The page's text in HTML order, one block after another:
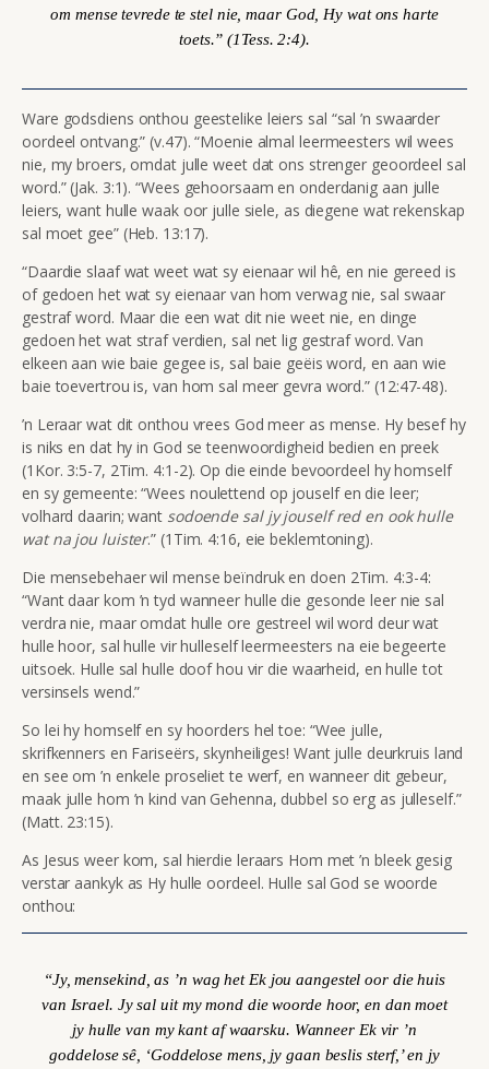
om mense tevrede te stel nie, maar God, Hy wat ons harte
toets.” (1Tess. 2:4).
Ware godsdiens onthou geestelike leiers sal “sal ’n swaarder
oordeel ontvang.” (v.47). “Moenie almal leermeesters wil wees
nie, my broers, omdat julle weet dat ons strenger geoordeel sal
word.” (Jak. 3:1). “Wees gehoorsaam en onderdanig aan julle
leiers, want hulle waak oor julle siele, as diegene wat rekenskap
sal moet gee” (Heb. 13:17).
“Daardie slaaf wat weet wat sy eienaar wil hê, en nie gereed is
of gedoen het wat sy eienaar van hom verwag nie, sal swaar
gestraf word. Maar die een wat dit nie weet nie, en dinge
gedoen het wat straf verdien, sal net lig gestraf word. Van
elkeen aan wie baie gegee is, sal baie geëis word, en aan wie
baie toevertrou is, van hom sal meer gevra word.” (12:47-48).
’n Leraar wat dit onthou vrees God meer as mense. Hy besef hy
is niks en dat hy in God se teenwoordigheid bedien en preek
(1Kor. 3:5-7, 2Tim. 4:1-2). Op die einde bevoordeel hy homself
en sy gemeente:“Wees noulettend op jouself en die leer;
volhard daarin; want sodoende sal jy jouself red en ook hulle
wat na jou luister.” (1Tim. 4:16, eie beklemtoning).
Die mensebehaer wil mense beïndruk en doen 2Tim. 4:3-4:
“Want daar kom ’n tyd wanneer hulle die gesonde leer nie sal
verdra nie, maar omdat hulle ore gestreel wil word deur wat
hulle hoor, sal hulle vir hulleself leermeesters na eie begeerte
uitsoek. Hulle sal hulle doof hou vir die waarheid, en hulle tot
versinsels wend.”
So lei hy homself en sy hoorders hel toe: “Wee julle,
skrifkenners en Fariseërs, skynheiliges! Want julle deurkruis land
en see om ’n enkele proseliet te werf, en wanneer dit gebeur,
maak julle hom ’n kind van Gehenna, dubbel so erg as julleself.”
(Matt. 23:15).
As Jesus weer kom, sal hierdie leraars Hom met ’n bleek gesig
verstar aankyk as Hy hulle oordeel. Hulle sal God se woorde
onthou:
“Jy, mensekind, as ’n wag het Ek jou aangestel oor die huis
van Israel. Jy sal uit my mond die woorde hoor, en dan moet
jy hulle van my kant af waarsku. Wanneer Ek vir ’n
goddelose sê, ‘Goddelose mens, jy gaan beslis sterf,’ en jy